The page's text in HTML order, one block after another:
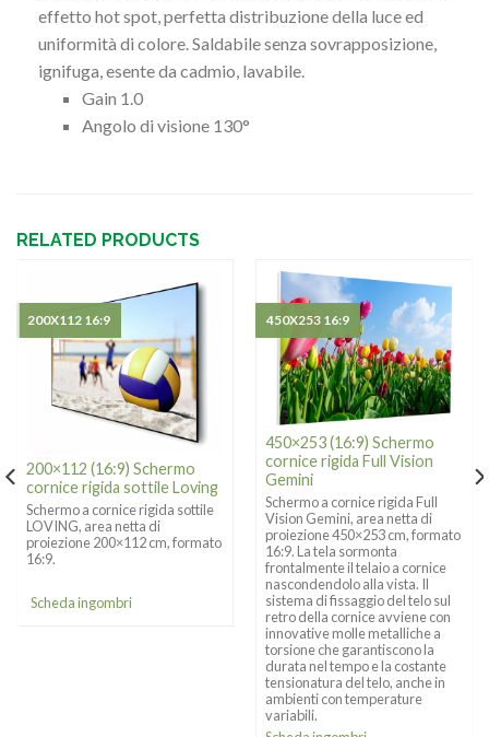
effetto hot spot, perfetta distribuzione della luce ed
uniformità di colore. Saldabile senza sovrapposizione,
ignifuga, esente da cadmio, lavabile.
Gain 1.0
Angolo di visione 130°
RELATED PRODUCTS
200×112 (16:9) Schermo
cornice rigida sottile Loving
Schermo a cornice rigida sottile
LOVING, area netta di
proiezione 200×112 cm, formato
16:9.
Scheda ingombri
200X112 16:9
450×253 (16:9) Schermo
cornice rigida Full Vision
Gemini
Schermo a cornice rigida Full
Vision Gemini, area netta di
proiezione 450×253 cm, formato
16:9. La tela sormonta
frontalmente il telaio a cornice
nascondendolo alla vista. Il
sistema di fissaggio del telo sul
retro della cornice avviene con
innovative molle metalliche a
torsione che garantiscono la
durata nel tempo e la costante
tensionatura del telo, anche in
ambienti con temperature
variabili.
450X253 16:9